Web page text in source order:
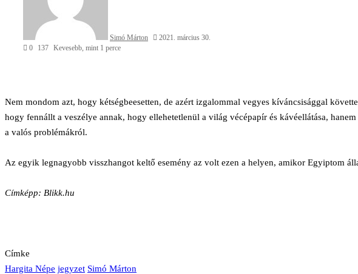
Simó Márton
2021. március 30.
0
137 Kevesebb, mint 1 perce
Facebook
X
Reddit
WhatsApp
Megosztás
ben
Nyomtatás
Nem mondom azt, hogy kétségbeesetten, de azért izgalommal vegyes kíváncsisággal
hogy fennállt a veszélye annak, hogy ellehetetlenül a világ vécépapír és kávéellátása,
a valós problémákról.
Az egyik legnagyobb visszhangot keltő esemény az volt ezen a helyen, amikor Egyiptom
Címképp: Blikk.hu
Címke
Hargita Népe jegyzet Simó Márton